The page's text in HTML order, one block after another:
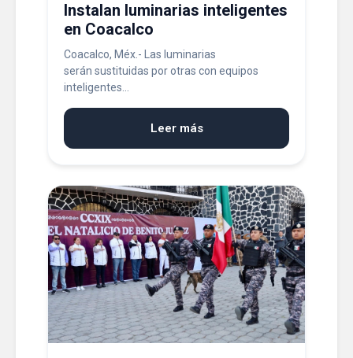
Instalan luminarias inteligentes
en Coacalco
Coacalco, Méx.- Las luminarias
serán sustituidas por otras con equipos
inteligentes...
Leer más